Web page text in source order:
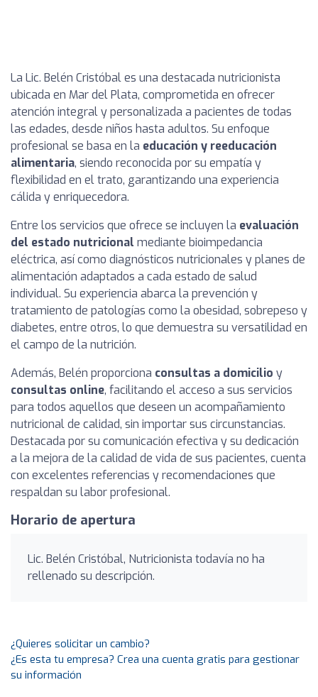
La Lic. Belén Cristóbal es una destacada nutricionista
ubicada en Mar del Plata, comprometida en ofrecer
atención integral y personalizada a pacientes de todas
las edades, desde niños hasta adultos. Su enfoque
profesional se basa en la educación y reeducación
alimentaria, siendo reconocida por su empatía y
flexibilidad en el trato, garantizando una experiencia
cálida y enriquecedora.
Entre los servicios que ofrece se incluyen la evaluación
del estado nutricional mediante bioimpedancia
eléctrica, así como diagnósticos nutricionales y planes de
alimentación adaptados a cada estado de salud
individual. Su experiencia abarca la prevención y
tratamiento de patologías como la obesidad, sobrepeso y
diabetes, entre otros, lo que demuestra su versatilidad en
el campo de la nutrición.
Además, Belén proporciona consultas a domicilio y
consultas online, facilitando el acceso a sus servicios
para todos aquellos que deseen un acompañamiento
nutricional de calidad, sin importar sus circunstancias.
Destacada por su comunicación efectiva y su dedicación
a la mejora de la calidad de vida de sus pacientes, cuenta
con excelentes referencias y recomendaciones que
respaldan su labor profesional.
Horario de apertura
Lic. Belén Cristóbal, Nutricionista todavía no ha
rellenado su descripción.
¿Quieres solicitar un cambio?
¿Es esta tu empresa? Crea una cuenta gratis para gestionar
su información